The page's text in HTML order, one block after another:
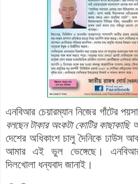
এনবিআর চেয়ারম্যান নিজের গাঁটের
বলছেন টাকার অংকটা কোটির কাছাকাছি
দেশের অধিকাংশ চালু দৈনিকে ঢাউস
আমার এই ভুল ভেঙ্গেছে। এনবিআর
দিলখোলা ধন্যবাদ জানাই।